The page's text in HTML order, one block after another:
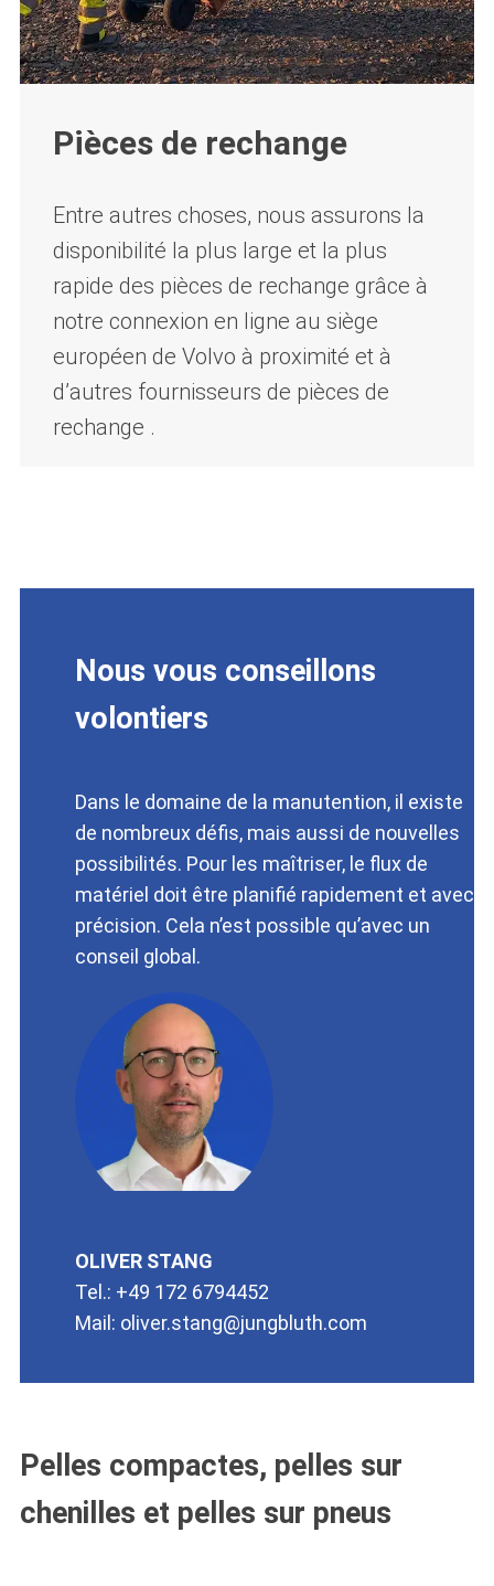
Pièces de rechange
Entre autres choses, nous assurons la
disponibilité la plus large et la plus
rapide des pièces de rechange grâce à
notre connexion en ligne au siège
européen de Volvo à proximité et à
d’autres fournisseurs de pièces de
rechange .
Nous vous conseillons
volontiers
Dans le domaine de la manutention, il existe
de nombreux défis, mais aussi de nouvelles
possibilités. Pour les maîtriser, le flux de
matériel doit être planifié rapidement et avec
précision. Cela n’est possible qu’avec un
conseil global.
OLIVER STANG
Tel.: +49 172 6794452
Mail: oliver.stang@jungbluth.com
Pelles compactes, pelles sur
chenilles et pelles sur pneus